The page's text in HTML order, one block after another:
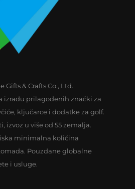
Gifts & Crafts Co., Ltd.
izradu prilagođenih znački za
ključarce i dodatke za golf.
izvoz u više od 55 zemalja.
minimalna količina
Pouzdane globalne
i usluge.